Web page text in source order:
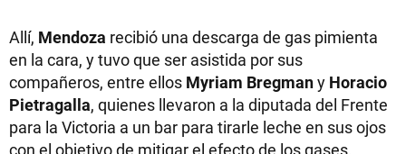
Allí, Mendoza recibió una descarga de gas pimienta
en la cara, y tuvo que ser asistida por sus
compañeros, entre ellos Myriam Bregmany Horacio
Pietragalla, quienes llevaron a la diputada del Frente
para la Victoria a un bar para tirarle leche en sus ojos